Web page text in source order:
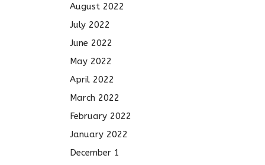
August 2022
July 2022
June 2022
May 2022
April 2022
March 2022
February 2022
January 2022
December 1